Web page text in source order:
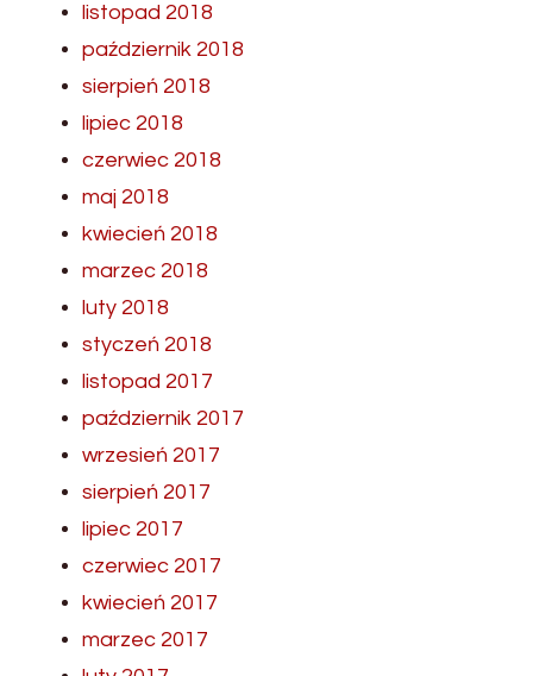
listopad 2018
październik 2018
sierpień 2018
lipiec 2018
czerwiec 2018
maj 2018
kwiecień 2018
marzec 2018
luty 2018
styczeń 2018
listopad 2017
październik 2017
wrzesień 2017
sierpień 2017
lipiec 2017
czerwiec 2017
kwiecień 2017
marzec 2017